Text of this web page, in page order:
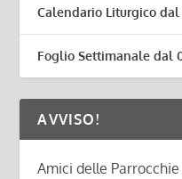
Calendario Liturgico dal
Foglio Settimanale dal
AVVISO!
Amici delle